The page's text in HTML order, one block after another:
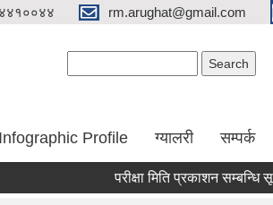
rm.arughat@gmail.com
Infographic Profile ग्यालरी सम्पर्क
परीक्षा मिति प्रकाशन सम्बन्धि सूचना ।